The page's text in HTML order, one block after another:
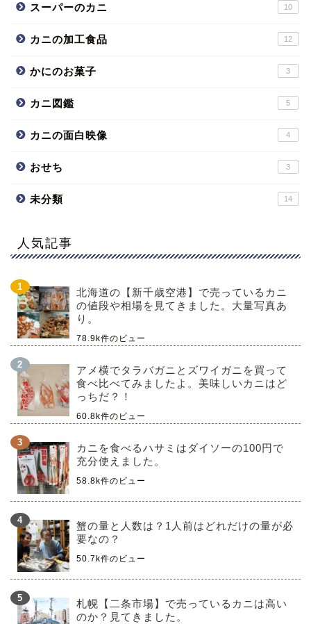
スーパーのカニ 10
カニの加工食品 12
かにのお菓子 3
カニ図鑑 5
カニの面白映像 4
おせち 3
未分類 14
人気記事
北海道の【新千歳空港】で売っているカニ
の値段や相場を見てきました。大量写真あ
り。
78.9k件のビュー
アメ横でタラバガニとズワイガニを買って
食べ比べてみましたよ。美味しいカニはど
っちだ？！
60.8k件のビュー
カニを食べるハサミはダイソーの100円で
充分使えました。
58.8k件のビュー
蟹の量と人数は？1人前はどれだけの量が必
要なの？
50.7k件のビュー
札幌【二条市場】で売っているカニは高い
のか？見てきました。